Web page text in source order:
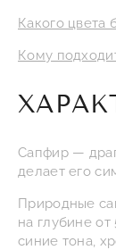
Какого цвета
Кому
Сапфир —
делает его
Природные
на глубине
синие тона,